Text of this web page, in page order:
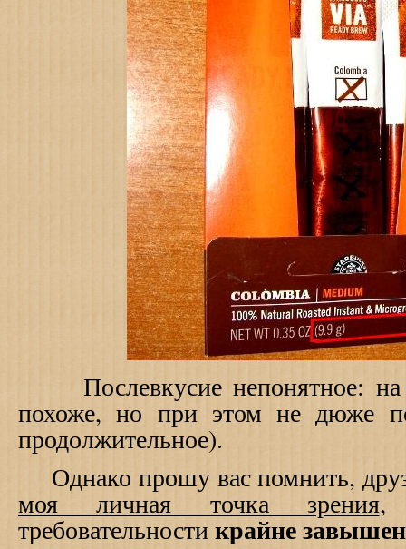
Послевкусие непонятное: на
похоже, но при этом не дюже
продолжительное).
Однако прошу вас помнить,
моя личная точка зрения,
требовательностикрайне